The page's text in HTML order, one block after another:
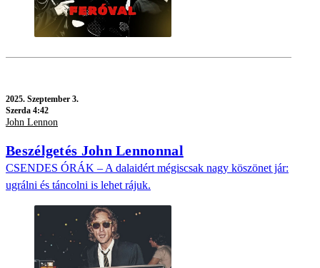
2025. Szeptember 3.
Szerda 4:42
John Lennon
Beszélgetés John Lennonnal
CSENDES ÓRÁK – A dalaidért mégiscsak nagy köszönet jár:
ugrálni és táncolni is lehet rájuk.